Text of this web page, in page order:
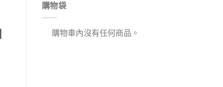
購物袋
購物車內沒有任何商品。